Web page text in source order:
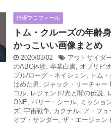
俳優プロフィール
トム・クルーズの年齢
かっこいい画像まとめ
2020/03/02 アウトサイダ
のABC体験, 卒業白書, オブリビ
ブル/ローグ・ネイション, トム
はめた男 , ジャック・リーチャー
コル, レジェンド/光と闇の伝説,
ONE, バリー・シール, ミッショ
ズ, 宇宙戦争, カクテル, ア・フュ
オブ・サンダー, ザ・エージェン